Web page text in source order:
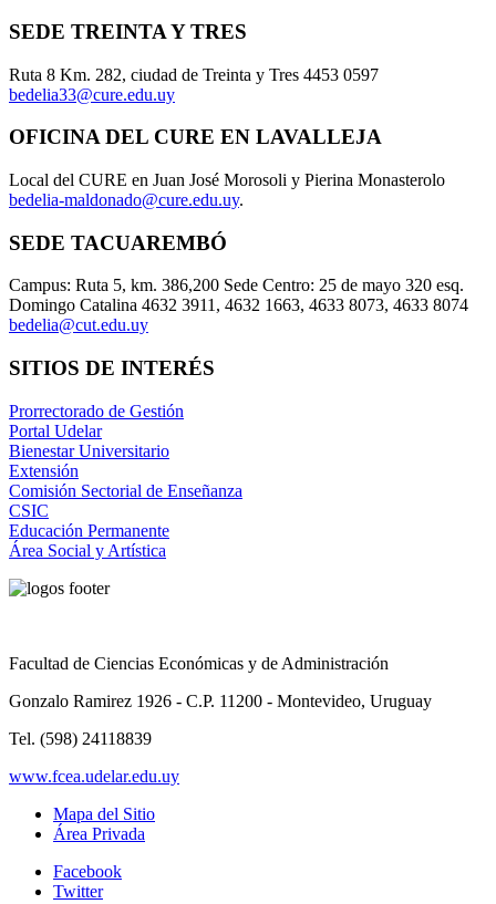
SEDE TREINTA Y TRES
Ruta 8 Km. 282, ciudad de Treinta y Tres 4453 0597
bedelia33@cure.edu.uy
OFICINA DEL CURE EN LAVALLEJA
Local del CURE en Juan José Morosoli y Pierina Monasterolo
bedelia-maldonado@cure.edu.uy.
SEDE TACUAREMBÓ
Campus: Ruta 5, km. 386,200 Sede Centro: 25 de mayo 320 esq.
Domingo Catalina 4632 3911, 4632 1663, 4633 8073, 4633 8074
bedelia@cut.edu.uy
SITIOS DE INTERÉS
Prorrectorado de Gestión
Portal Udelar
Bienestar Universitario
Extensión
Comisión Sectorial de Enseñanza
CSIC
Educación Permanente
Área Social y Artística
Facultad de Ciencias Económicas y de Administración
Gonzalo Ramirez 1926 - C.P. 11200 - Montevideo, Uruguay
Tel. (598) 24118839
www.fcea.udelar.edu.uy
Mapa del Sitio
Área Privada
Facebook
Twitter